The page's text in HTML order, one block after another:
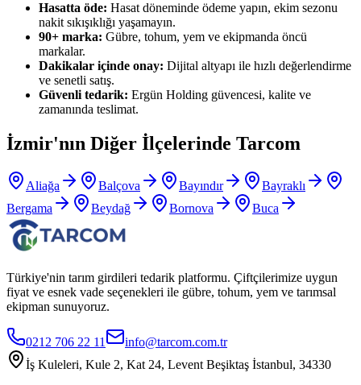
Hasatta öde: Hasat döneminde ödeme yapın, ekim sezonu
nakit sıkışıklığı yaşamayın.
90+ marka: Gübre, tohum, yem ve ekipmanda öncü
markalar.
Dakikalar içinde onay: Dijital altyapı ile hızlı değerlendirme
ve senetli satış.
Güvenli tedarik: Ergün Holding güvencesi, kalite ve
zamanında teslimat.
İzmir'nın Diğer İlçelerinde Tarcom
Aliağa Balçova Bayındır
Bayraklı
Bergama
Beydağ Bornova Buca
Türkiye'nin tarım girdileri tedarik platformu. Çiftçilerimize uygun
fiyat ve esnek vade seçenekleri ile gübre, tohum, yem ve tarımsal
ekipman sunuyoruz.
0212 706 22 11
info@tarcom.com.tr
İş Kuleleri, Kule 2, Kat 24, Levent Beşiktaş İstanbul, 34330